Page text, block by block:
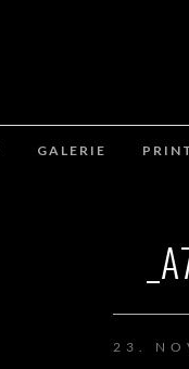
GALERIE
23.